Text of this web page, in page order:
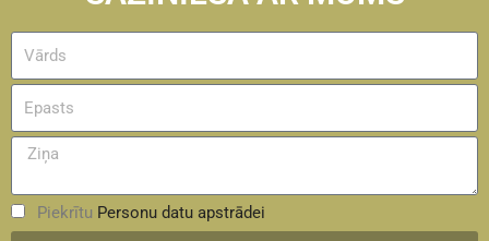
Piekrītu Personu datu apstrādei